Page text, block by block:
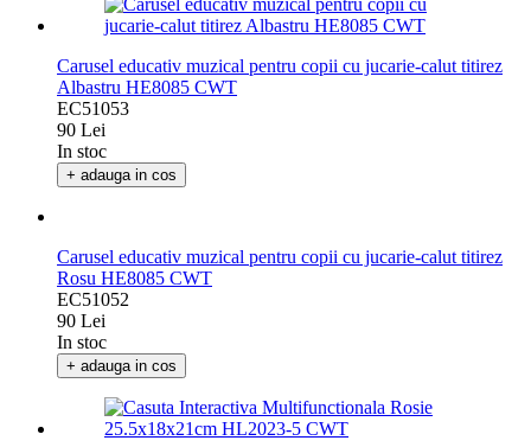
Carusel educativ muzical pentru copii cu jucarie-calut titirez
Albastru HE8085 CWT
EC51053
90 Lei
In stoc
Carusel educativ muzical pentru copii cu jucarie-calut titirez
Rosu HE8085 CWT
EC51052
90 Lei
In stoc